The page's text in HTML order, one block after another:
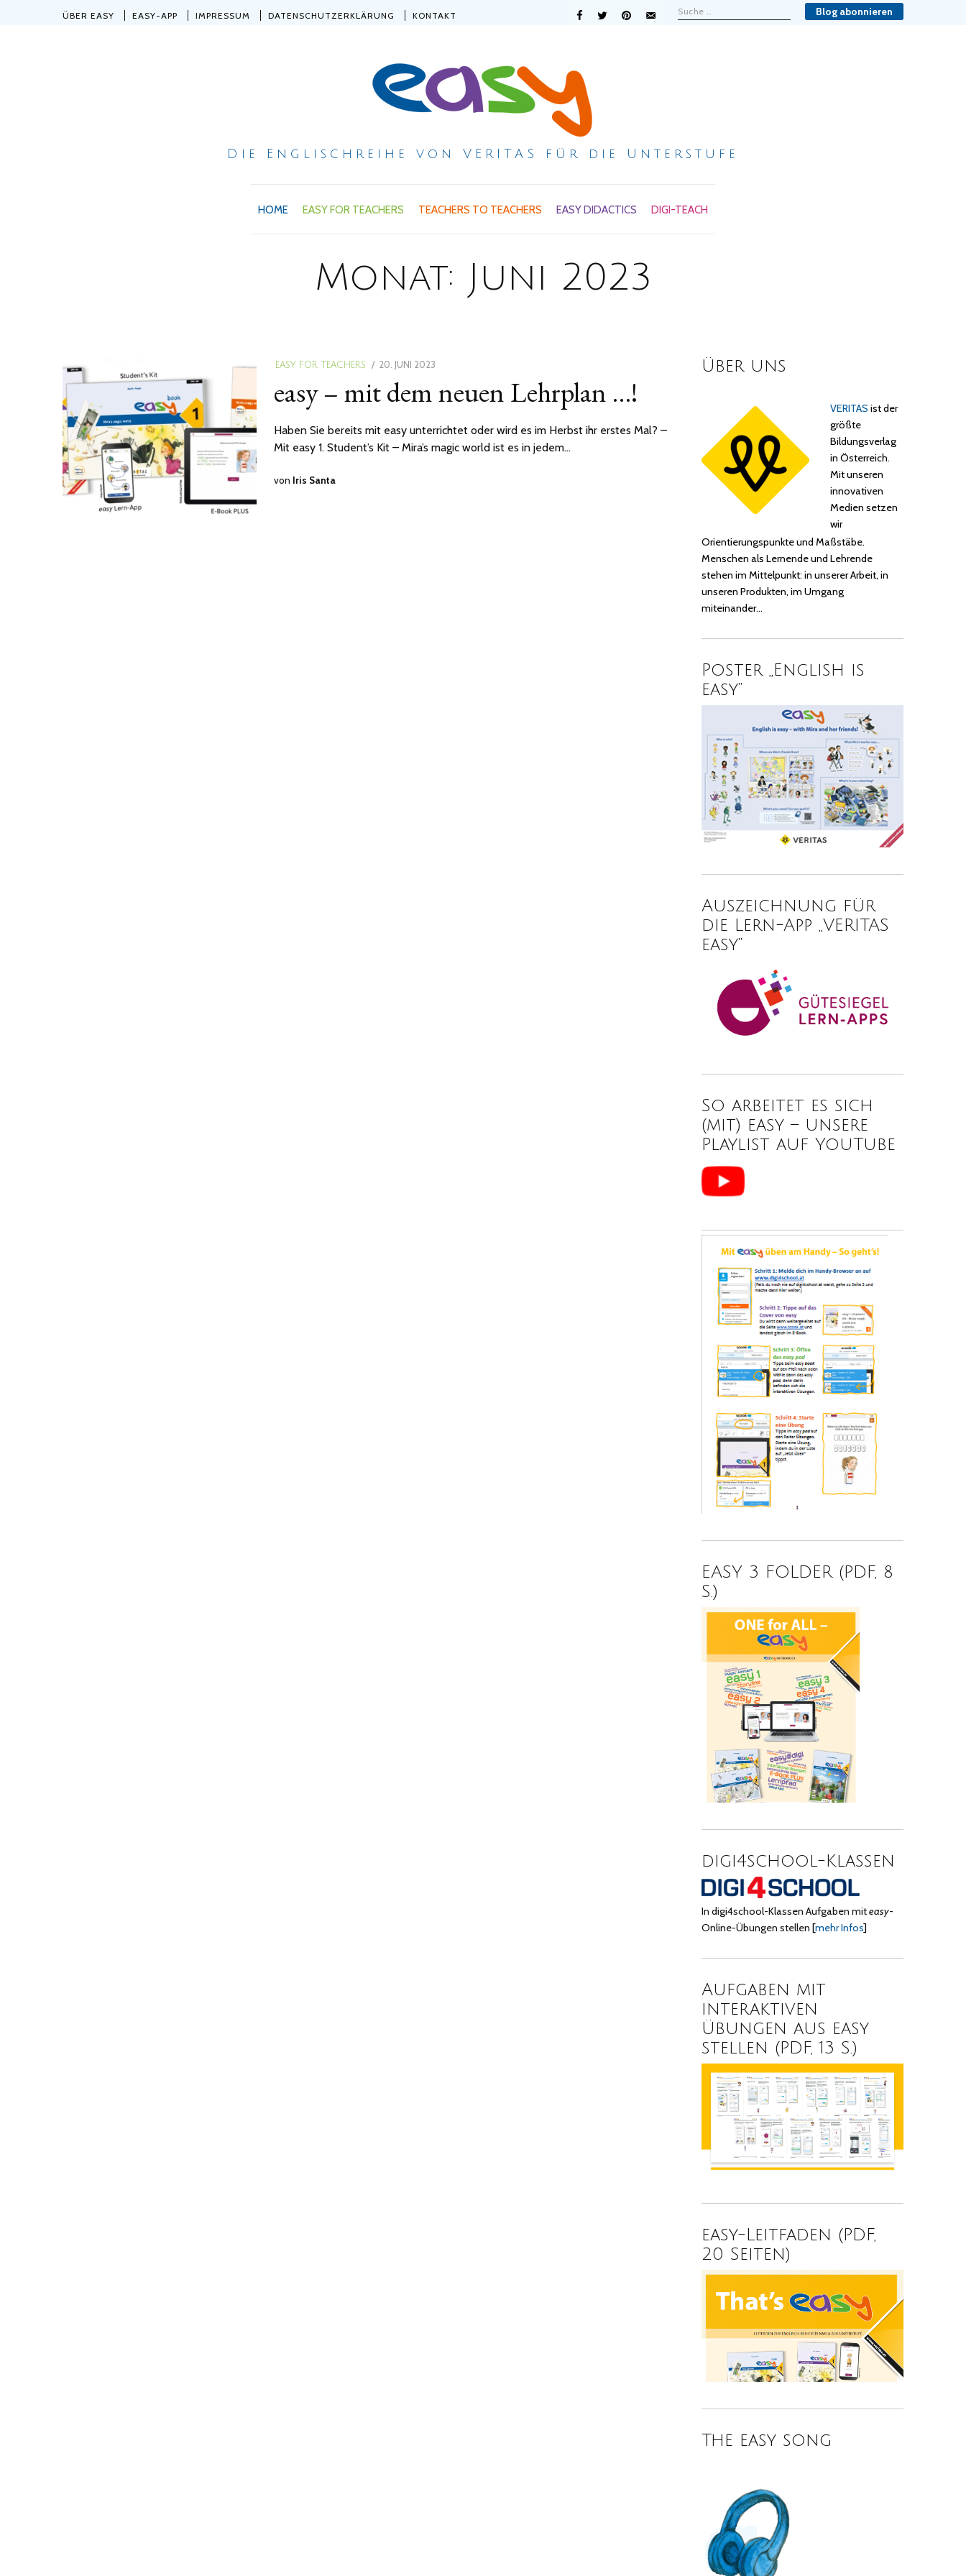
ÜBER EASY EASY-APP IMPRESSUM DATENSCHUTZERKLÄRUNG KONTAKT Blog abonnieren
Die Englischreihe von VERITAS für die Unterstufe
HOME EASY FOR TEACHERS TEACHERS TO TEACHERS EASY DIDACTICS DIGI-TEACH
Monat: Juni 2023
EASY FOR TEACHERS
POSTED
20. JUNI 2023
2023
easy – mit dem neuen Lehrplan …!
Haben Sie bereits mit easy unterrichtet oder wird es im Herbst ihr erstes Mal? –
Mit easy 1. Student’s Kit – Mira’s magic world ist es in jedem…
von Iris Santa
Über uns
VERITAS ist der
größte
Bildungsverlag
in Österreich.
Mit unseren
innovativen
Medien setzen
wir
Orientierungspunkte und Maßstäbe.
Menschen als Lernende und Lehrende
stehen im Mittelpunkt: in unserer Arbeit, in
unseren Produkten, im Umgang
miteinander…
Poster „English is
easy“
Auszeichnung für
die Lern-App „VERITAS
easy“
So arbeitet es sich
(mit) easy – unsere
Playlist auf YouTube
EASY 3 FOLDER (PDF, 8
S.)
digi4school-Klassen
In digi4school-Klassen Aufgaben miteasy-
Online-Übungen stellen[mehr Infos]
Aufgaben mit
interaktiven
Übungen aus easy
stellen (PDF, 13 S.)
easy-Leitfaden (PDF,
20 Seiten)
The easy song